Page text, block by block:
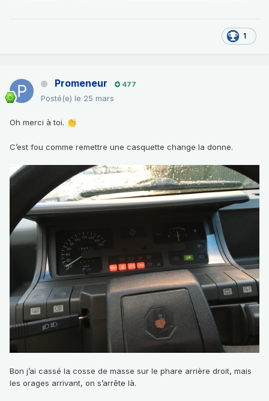
1
Promeneur 477
Posté(e) le 25 mars
Oh merci à toi. 👏
C’est fou comme remettre une casquette change la donne.
Bon j’ai cassé la cosse de masse sur le phare arrière droit, mais
les orages arrivant, on s’arrête là.